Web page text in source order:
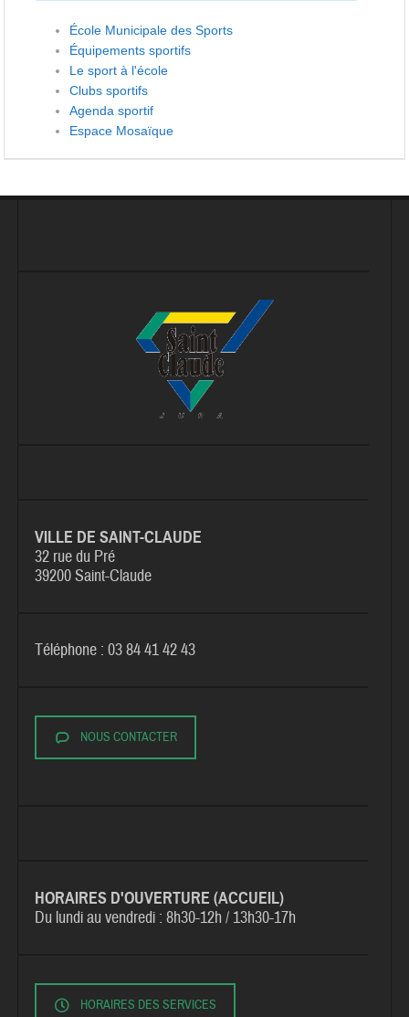
École Municipale des Sports
Équipements sportifs
Le sport à l'école
Clubs sportifs
Agenda sportif
Espace Mosaïque
VILLE DE SAINT-CLAUDE
32 rue du Pré
39200 Saint-Claude
Téléphone : 03 84 41 42 43
NOUS CONTACTER
HORAIRES D'OUVERTURE (ACCUEIL)
Du lundi au vendredi :8h30-12h / 13h30-17h
HORAIRES DES SERVICES